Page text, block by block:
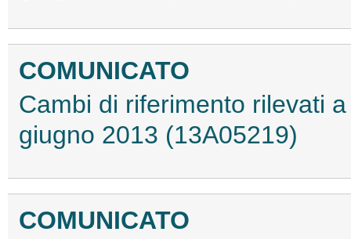
COMUNICATO
Cambi di riferimento rilevati
giugno 2013 (13A05219)
COMUNICATO